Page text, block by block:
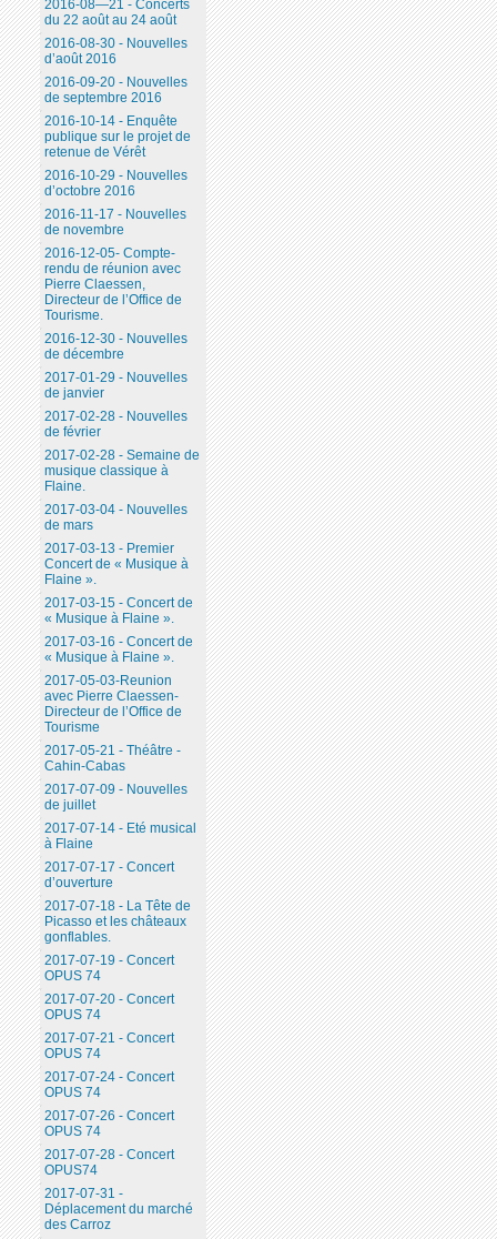
2016-08—21 - Concerts
du 22 août au 24 août
2016-08-30 - Nouvelles
d’août 2016
2016-09-20 - Nouvelles
de septembre 2016
2016-10-14 - Enquête
publique sur le projet de
retenue de Vérêt
2016-10-29 - Nouvelles
d’octobre 2016
2016-11-17 - Nouvelles
de novembre
2016-12-05- Compte-
rendu de réunion avec
Pierre Claessen,
Directeur de l’Office de
Tourisme.
2016-12-30 - Nouvelles
de décembre
2017-01-29 - Nouvelles
de janvier
2017-02-28 - Nouvelles
de février
2017-02-28 - Semaine de
musique classique à
Flaine.
2017-03-04 - Nouvelles
de mars
2017-03-13 - Premier
Concert de « Musique à
Flaine ».
2017-03-15 - Concert de
« Musique à Flaine ».
2017-03-16 - Concert de
« Musique à Flaine ».
2017-05-03-Reunion
avec Pierre Claessen-
Directeur de l’Office de
Tourisme
2017-05-21 - Théâtre -
Cahin-Cabas
2017-07-09 - Nouvelles
de juillet
2017-07-14 - Eté musical
à Flaine
2017-07-17 - Concert
d’ouverture
2017-07-18 - La Tête de
Picasso et les châteaux
gonflables.
2017-07-19 - Concert
OPUS 74
2017-07-20 - Concert
OPUS 74
2017-07-21 - Concert
OPUS 74
2017-07-24 - Concert
OPUS 74
2017-07-26 - Concert
OPUS 74
2017-07-28 - Concert
OPUS74
2017-07-31 -
Déplacement du marché
des Carroz